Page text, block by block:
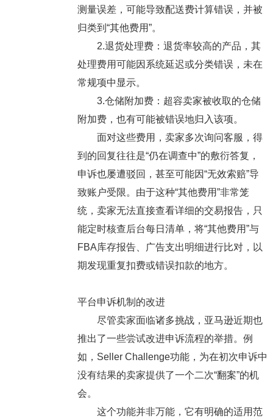
测量误差，可能导致配送费计算错误，并被
归类到“其他费用”。
2.退货处理费：退货率较高的产品，其
处理费用可能因系统延迟或分类错误，未在
常规项中显示。
3.仓储附加费：超容卖家被收取的仓储
附加费，也有可能被错误地归入该项。
面对这些费用，卖家多次询问客服，得
到的回复往往是“仍在调查中”的敷衍答复，
申诉也屡遭驳回，甚至可能因“无效索赔”导
致账户受限。由于这种“其他费用”非常笼
统，卖家无法直接查看详细的交易报告，只
能定时核查后台每日清单，将“其他费用”与
FBA库存报告、广告支出明细进行比对，以
期发现重复扣费或错误扣款的地方。
平台申诉机制的改进
尽管卖家面临诸多挑战，亚马逊近期也
推出了一些尝试改进申诉流程的举措。例
如，Seller Challenge功能，为在初次申诉中
没有结果的卖家提供了一个二次“翻案”的机
会。
这个功能并非万能，它有明确的适用范